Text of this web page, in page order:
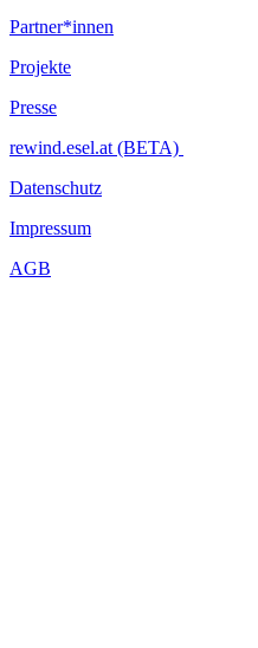
Partner*innen
Projekte
Presse
rewind.esel.at (BETA)
Datenschutz
Impressum
AGB